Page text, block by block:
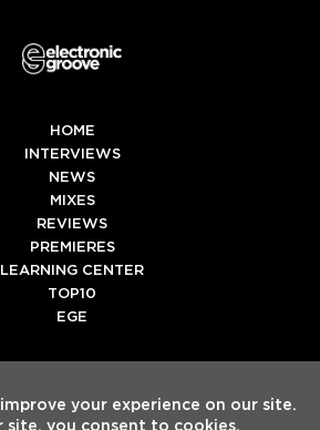
HOME
INTERVIEWS
NEWS
MIXES
REVIEWS
PREMIERES
LEARNING CENTER
TOP10
EGE
SpotifyTiktok